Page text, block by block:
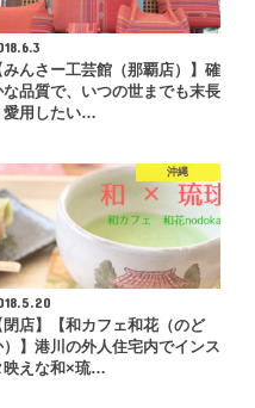
みんさー工芸館（那覇店）】確
な品質で、いつの世までも末長
愛用したい…
沖縄
閉店】【和カフェ和花（のど
）】港川の外人住宅内でインス
映えな和×琉…